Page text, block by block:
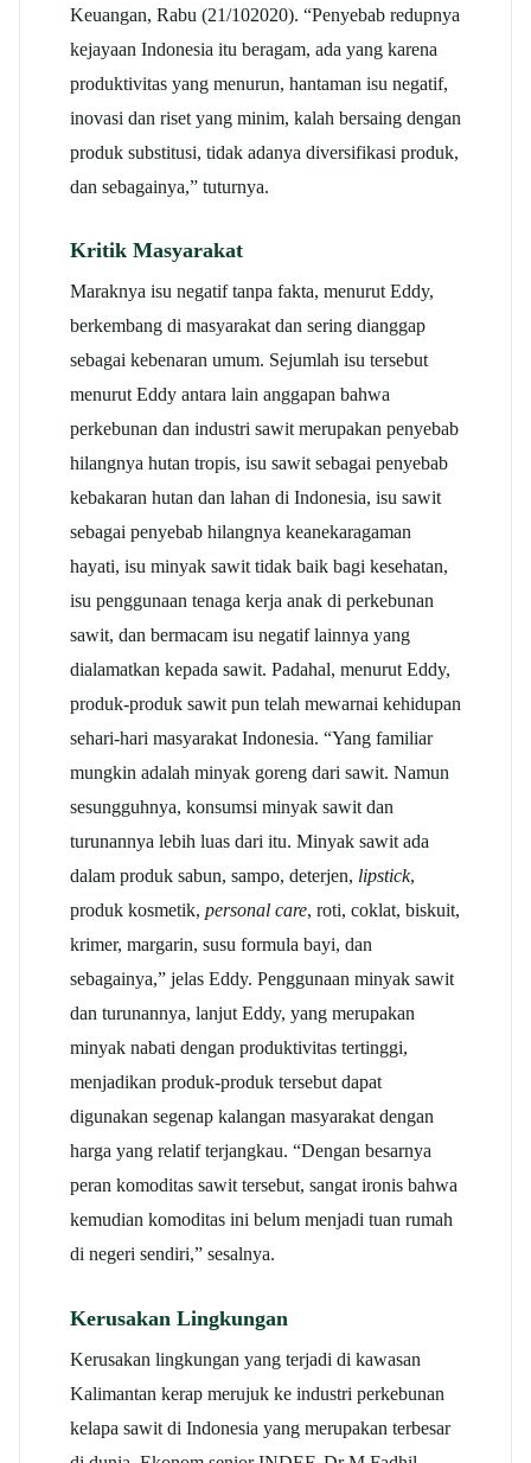
Keuangan, Rabu (21/102020). “Penyebab redupnya
kejayaan Indonesia itu beragam, ada yang karena
produktivitas yang menurun, hantaman isu negatif,
inovasi dan riset yang minim, kalah bersaing dengan
produk substitusi, tidak adanya diversifikasi produk,
dan sebagainya,” tuturnya.
Kritik Masyarakat
Maraknya isu negatif tanpa fakta, menurut Eddy,
berkembang di masyarakat dan sering dianggap
sebagai kebenaran umum. Sejumlah isu tersebut
menurut Eddy antara lain anggapan bahwa
perkebunan dan industri sawit merupakan penyebab
hilangnya hutan tropis, isu sawit sebagai penyebab
kebakaran hutan dan lahan di Indonesia, isu sawit
sebagai penyebab hilangnya keanekaragaman
hayati, isu minyak sawit tidak baik bagi kesehatan,
isu penggunaan tenaga kerja anak di perkebunan
sawit, dan bermacam isu negatif lainnya yang
dialamatkan kepada sawit. Padahal, menurut Eddy,
produk-produk sawit pun telah mewarnai kehidupan
sehari-hari masyarakat Indonesia. “Yang familiar
mungkin adalah minyak goreng dari sawit. Namun
sesungguhnya, konsumsi minyak sawit dan
turunannya lebih luas dari itu. Minyak sawit ada
dalam produk sabun, sampo, deterjen, lipstick,
produk kosmetik, personal care, roti, coklat, biskuit,
krimer, margarin, susu formula bayi, dan
sebagainya,” jelas Eddy. Penggunaan minyak sawit
dan turunannya, lanjut Eddy, yang merupakan
minyak nabati dengan produktivitas tertinggi,
menjadikan produk-produk tersebut dapat
digunakan segenap kalangan masyarakat dengan
harga yang relatif terjangkau. “Dengan besarnya
peran komoditas sawit tersebut, sangat ironis bahwa
kemudian komoditas ini belum menjadi tuan rumah
di negeri sendiri,” sesalnya.
Kerusakan Lingkungan
Kerusakan lingkungan yang terjadi di kawasan
Kalimantan kerap merujuk ke industri perkebunan
kelapa sawit di Indonesia yang merupakan terbesar